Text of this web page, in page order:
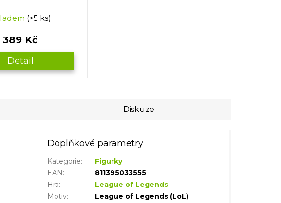
(>5 ks)
389 Kč
Detail
Diskuze
Doplňkové parametry
Kategorie:
Figurky
EAN:
811395033555
Hra:
League of Legends
Motiv:
League of Legends (LoL)